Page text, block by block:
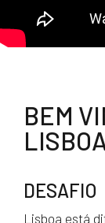
BEM
DESAFIO
Lisboa está